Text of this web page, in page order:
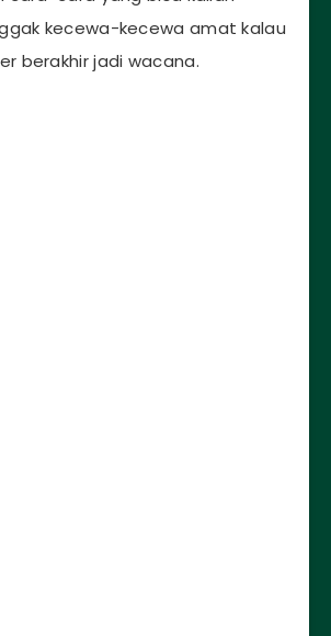
kecewa-kecewa amat kalau
berakhir jadi wacana.